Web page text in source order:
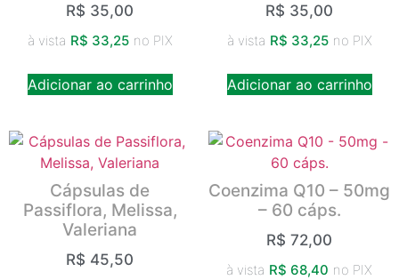
R$ 35,00
à vista R$ 33,25 no PIX
Adicionar ao carrinho
R$ 35,00
à vista R$ 33,25 no PIX
Adicionar ao carrinho
Cápsulas de
Passiflora, Melissa,
Valeriana
R$ 45,50
Coenzima Q10 – 50mg
– 60 cáps.
R$ 72,00
à vista R$ 68,40 no PIX